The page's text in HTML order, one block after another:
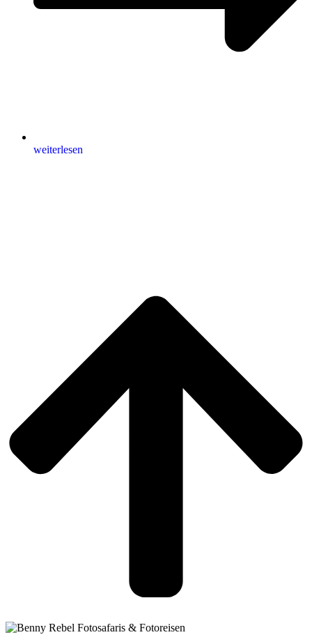
weiterlesen